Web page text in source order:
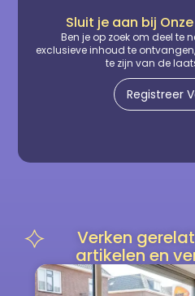
Sluit je aan bij
Ben je op zoek om deel te
exclusieve inhoud te
te zijn van de
Registreer
Verken
artikelen en